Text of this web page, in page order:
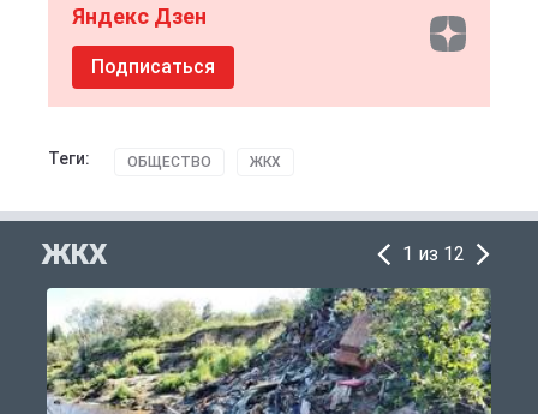
Яндекс Дзен
Подписаться
Теги: ОБЩЕСТВО ЖКХ
ЖКХ 1 из 12